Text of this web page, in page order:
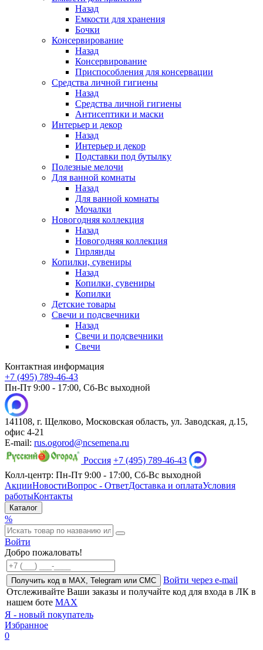
Назад
Емкости для хранения
Бочки
Консервирование
Назад
Консервирование
Приспособления для консервации
Средства личной гигиены
Назад
Средства личной гигиены
Антисептики и маски
Интерьер и декор
Назад
Интерьер и декор
Подставки под бутылку
Полезные мелочи
Для ванной комнаты
Назад
Для ванной комнаты
Мочалки
Новогодняя коллекция
Назад
Новогодняя коллекция
Гирлянды
Копилки, сувениры
Назад
Копилки, сувениры
Копилки
Детские товары
Свечи и подсвечники
Назад
Свечи и подсвечники
Свечи
Контактная информация
+7 (495) 789-46-43
Пн-Пт 9:00 - 17:00, Сб-Вс выходной
141108, г. Щелково, Московская область, ул. Заводская, д.15,
офис 4-21
E-mail: rus.ogorod@ncsemena.ru
Россия +7 (495) 789-46-43
Колл-центр: Пн-Пт 9:00 - 17:00, Сб-Вс выходной
АкцииНовостиВопрос - ОтветДоставка и оплатаУсловия
работыКонтакты
Каталог
%
Войти
Добро пожаловать!
Получить код в MAX, Telegram или СМС
Войти через e-mail
Отслеживайте Ваши заказы и получайте код для входа в ЛК в
нашем боте MAX
Я - новый покупатель
Избранное
0